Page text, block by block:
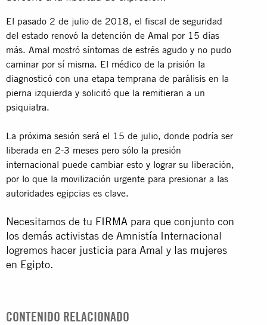
El pasado 2 de julio de 2018, el fiscal de seguridad
del estado renovó la detención de Amal por 15 días
más. Amal mostró síntomas de estrés agudo y no pudo
caminar por sí misma. El médico de la prisión la
diagnosticó con una etapa temprana de parálisis en la
pierna izquierda y solicitó que la remitieran a un
psiquiatra.
La próxima sesión será el 15 de julio, donde podría ser
liberada en 2-3 meses pero sólo la presión
internacional puede cambiar esto y lograr su liberación,
por lo que la movilización urgente para presionar a las
autoridades egipcias es clave.
Necesitamos de tu FIRMA para que conjunto con
los demás activistas de Amnistía Internacional
logremos hacer justicia para Amal y las mujeres
en Egipto.
CONTENIDO RELACIONADO